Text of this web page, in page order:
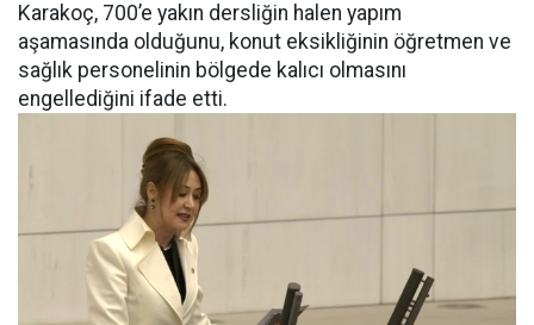
Karakoç, 700’e yakın dersliğin halen yapım
aşamasında olduğunu, konut eksikliğinin öğretmen ve
sağlık personelinin bölgede kalıcı olmasını
engellediğini ifade etti.